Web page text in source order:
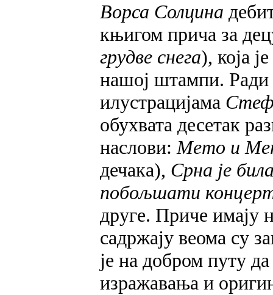
Ворса Солцина
књигом прича за
грудве снега), која
нашој штампи. Ради
илустрацијама
обухвата десетак
наслови:Мето и
дечака), Срна је
побољшати
друге. Приче имају
садржају веома су
је на добром путу
изражавања и